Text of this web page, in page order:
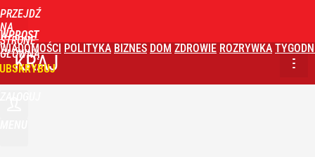
PRZEJDŹ
NA
STRONĘ
GŁÓWNĄ
WPROST
WIADOMOŚCI POLITYKA BIZNES DOM ZDROWIE ROZRYWKA
KRAJ